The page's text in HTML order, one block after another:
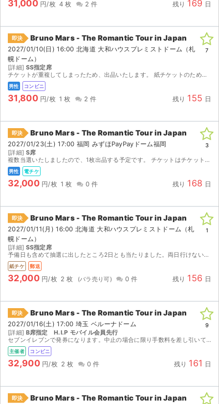
31,000 円/枚 4 枚 2 件 残り 169 日
即決 Bruno Mars - The Romantic Tour in Japan
2027/01/10(日) 16:00 北海道 大和ハウスプレミストドーム（札
幌ドーム）
[詳細] SS指定席
チケットが重複してしまったため、出品いたします。 紙チケットのため、2027/1/3(日) に発券番号が分かり次第お伝えします。ご自身でセブンイレブンにて発券をお願いいたします。 迅...
男性 コンビニ
31,800 円/枚 1 枚 2 件 残り 155 日
7
即決 Bruno Mars - The Romantic Tour in Japan
2027/01/23(土) 17:00 福岡 みずほPayPayドーム福岡
[詳細] S席
複数当選いたしましたので、1枚出品する予定です。 チケットはチケットぴあで当選しました。 発券開始日時は（1月16日 10:00〜）になりますので5日前の18日ごろに、迅速に取引チャット...
男性 電チケ
32,000 円/枚 1 枚 0 件 残り 168 日
3
即決 Bruno Mars - The Romantic Tour in Japan
2027/01/11(月) 16:00 北海道 大和ハウスプレミストドーム（札
幌ドーム）
[詳細] SS指定席
予備日も含めて抽選に出したところ2日とも当たりました。両日行けないため出品いたします。 初めての出品でご迷惑をおかけすることもあるかもしれませんが、何卒よろしくお願いいたします。
紙チケ 郵送
32,000 円/枚 2 枚 0 件 残り 156 日
1
即決 Bruno Mars - The Romantic Tour in Japan
2027/01/16(土) 17:00 埼玉 ベルーナドーム
[詳細] B席指定 H.I.P モバイル会員先行
セブンイレブンで発券になります。中止の場合に限り手数料を差し引いて全額お返しいたします。 ブランケットが貰えるそうです。
主催者 コンビニ
32,900 円/枚 2 枚 0 件 残り 161 日
9
即決 Bruno Mars - The Romantic Tour in Japan